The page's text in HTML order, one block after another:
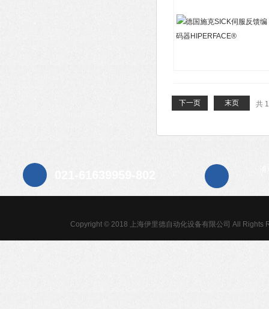
共
下一页 末页
Copyright © 2018 上海伊里德自动化设备有限公司 All Rights